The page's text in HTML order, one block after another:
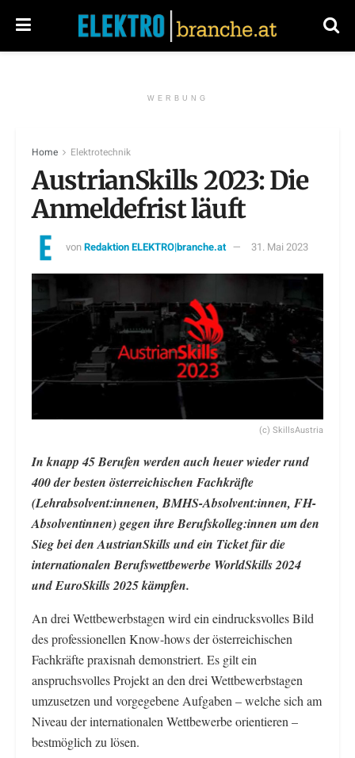
WERBUNG
Home Elektrotechnik
AustrianSkills 2023: Die
Anmeldefrist läuft
vonRedaktion ELEKTRO|branche.at 31. Mai 2023
(c) SkillsAustria
In knapp 45 Berufen werden auch heuer wieder rund
400 der besten österreichischen Fachkräfte
(Lehrabsolvent:innenen, BMHS-Absolvent:innen, FH-
Absolventinnen) gegen ihre Berufskolleg:innen um den
Sieg bei den AustrianSkills und ein Ticket für die
internationalen Berufswettbewerbe WorldSkills 2024
und EuroSkills 2025 kämpfen.
An drei Wettbewerbstagen wird ein eindrucksvolles Bild
des professionellen Know-hows der österreichischen
Fachkräfte praxisnah demonstriert. Es gilt ein
anspruchsvolles Projekt an den drei Wettbewerbstagen
umzusetzen und vorgegebene Aufgaben – welche sich am
Niveau der internationalen Wettbewerbe orientieren –
bestmöglich zu lösen.